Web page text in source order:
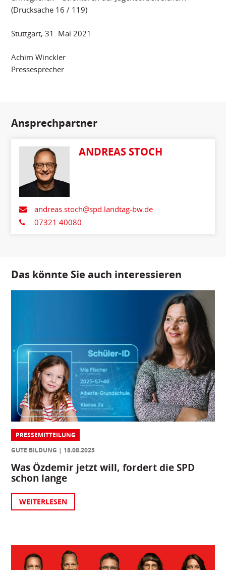
(Drucksache 16 / 119)
Stuttgart, 31. Mai 2021
Achim Winckler
Pressesprecher
Ansprechpartner
ANDREAS STOCH
andreas.stoch@spd.landtag-bw.de
07321 40080
Das könnte Sie auch interessieren
PRESSEMITTEILUNG
GUTE BILDUNG
18.08.2025
Was Özdemir jetzt will, fordert die SPD
schon lange
WEITERLESEN